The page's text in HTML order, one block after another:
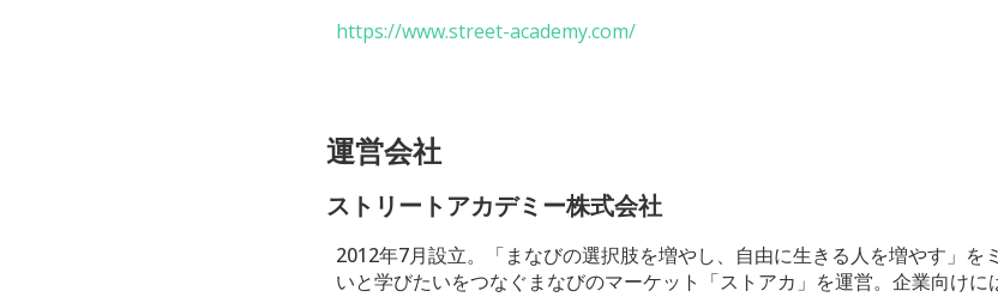
https://www.street-academy.com/
運営会社
ストリートアカデミー株式会社
2012年7月設立。「まなびの選択肢を増やし、自由に生きる人を増やす」を
いと学びたいをつなぐまなびのマーケット「ストアカ」を運営。企業向け